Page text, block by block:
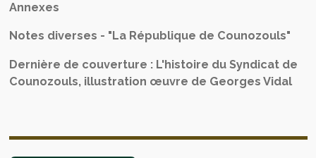
Annexes
Notes diverses - "La République de Counozouls"
Dernière de couverture : L'histoire du Syndicat de
Counozouls, illustration œuvre de Georges Vidal